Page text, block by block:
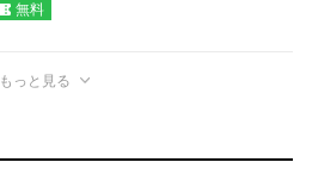
無料
もっと見る